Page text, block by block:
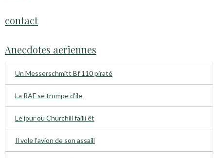
contact
Anecdotes aeriennes
Un Messerschmitt Bf 110 piraté
La RAF se trompe d’ile
Le jour ou Churchill failli êt
Il vole l’avion de son assaill